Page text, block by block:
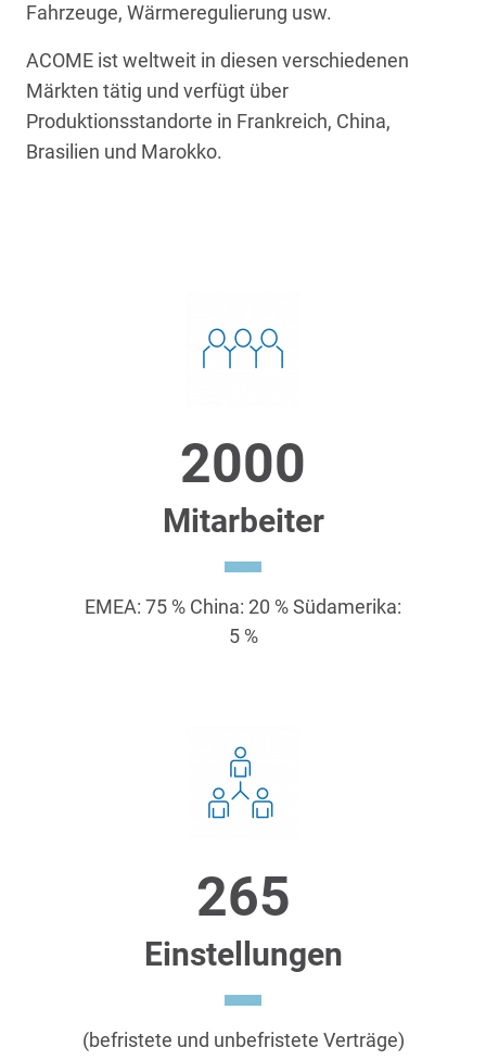
Fahrzeuge, Wärmeregulierung usw.
ACOME ist weltweit in diesen verschiedenen
Märkten tätig und verfügt über
Produktionsstandorte in Frankreich, China,
Brasilien und Marokko.
2000
Mitarbeiter
EMEA: 75 % China: 20 % Südamerika:
5 %
265
Einstellungen
(befristete und unbefristete Verträge)